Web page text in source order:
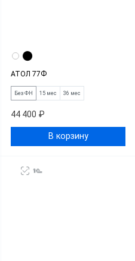
АТОЛ 77Ф
Без ФН 15 мес 36 мес
44 400 ₽
В корзину